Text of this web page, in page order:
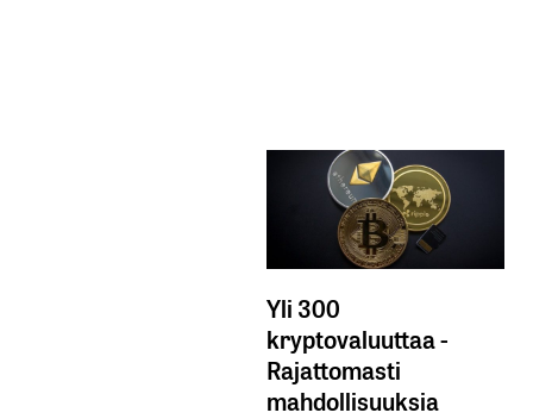
Yli 300
kryptovaluuttaa -
Rajattomasti
mahdollisuuksia